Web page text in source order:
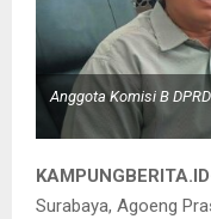
Anggota Komisi B
Surabaya, Agoeng